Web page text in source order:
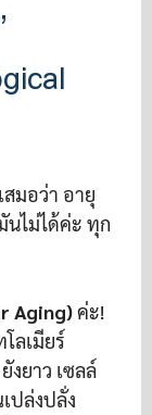
มอว่า อายุ
ไม่ได้ค่ะ ทุก
Aging)ค่ะ!
ลเมียร์
งยาว เซลล์
ปล่งปลั่ง